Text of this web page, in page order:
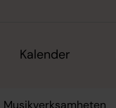
Kalender
Musikverksamheten